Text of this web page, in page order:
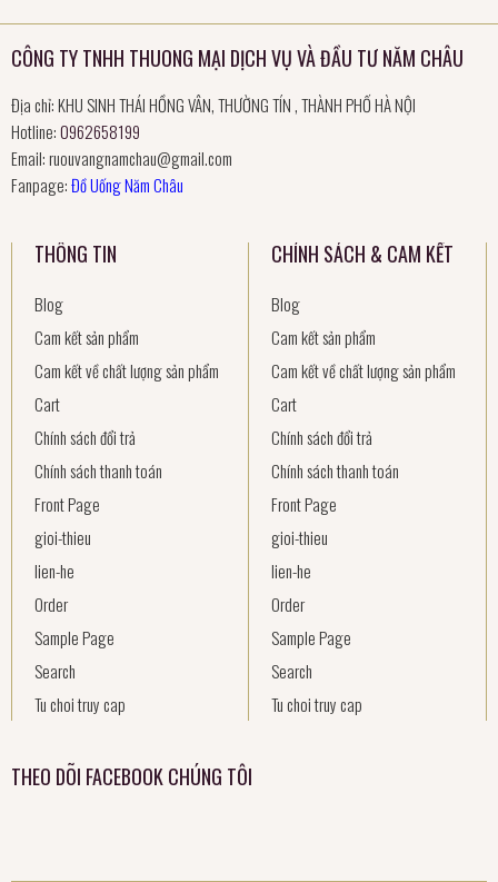
CÔNG TY TNHH THUONG MẠI DỊCH VỤ VÀ ĐẦU TƯ NĂM CHÂU
Địa chỉ: KHU SINH THÁI HỒNG VÂN, THƯỜNG TÍN , THÀNH PHỐ HÀ NỘI
Hotline:0962658199
Email:ruouvangnamchau@gmail.com
Fanpage:Đồ Uống Năm Châu
THÔNG TIN
Blog
Cam kết sản phẩm
Cam kết về chất lượng sản phẩm
Cart
Chính sách đổi trả
Chính sách thanh toán
Front Page
gioi-thieu
lien-he
Order
Sample Page
Search
Tu choi truy cap
CHÍNH SÁCH & CAM KẾT
Blog
Cam kết sản phẩm
Cam kết về chất lượng sản phẩm
Cart
Chính sách đổi trả
Chính sách thanh toán
Front Page
gioi-thieu
lien-he
Order
Sample Page
Search
Tu choi truy cap
THEO DÕI FACEBOOK CHÚNG TÔI